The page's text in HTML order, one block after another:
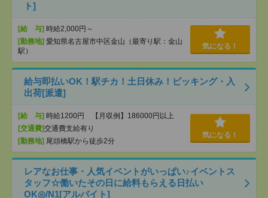
ト]
[給 与] 時給2,000円～
[勤務地] 愛知県名古屋市中区金山（最寄り駅：金山
駅）
気になる！
給与即払いOK！駅チカ！土日休み！ピッキング・入
出荷[派遣]
[給 与] 時給1200円 【月収例】186000円以上
[交通費]交通費支給有り
[勤務地] 尾頭橋駅から徒歩2分
気になる！
レアなお仕事・人気イベントがいっぱい♪イベントス
タッフ☆働いたその日に給料もらえる日払い
OK◎/N1[アルバイト]